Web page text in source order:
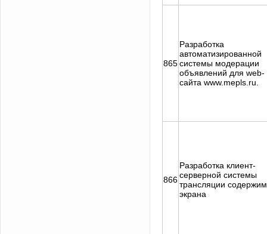
865
Разработка
автоматизированной
системы модерации
объявлений для web-
сайта www.mepls.ru.
866
Разработка клиент-
серверной системы
трансляции
экрана